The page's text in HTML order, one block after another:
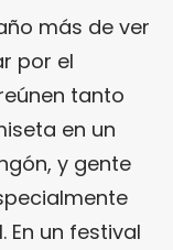
más de ver
por el
tanto
en un
y gente
En un festival